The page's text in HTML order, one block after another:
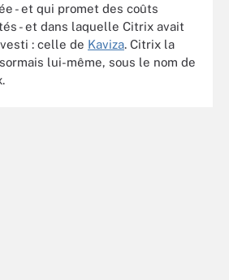
- et qui promet des coûts
- et dans laquelle Citrix avait
: celle de Kaviza. Citrix la
lui-même, sous le nom de